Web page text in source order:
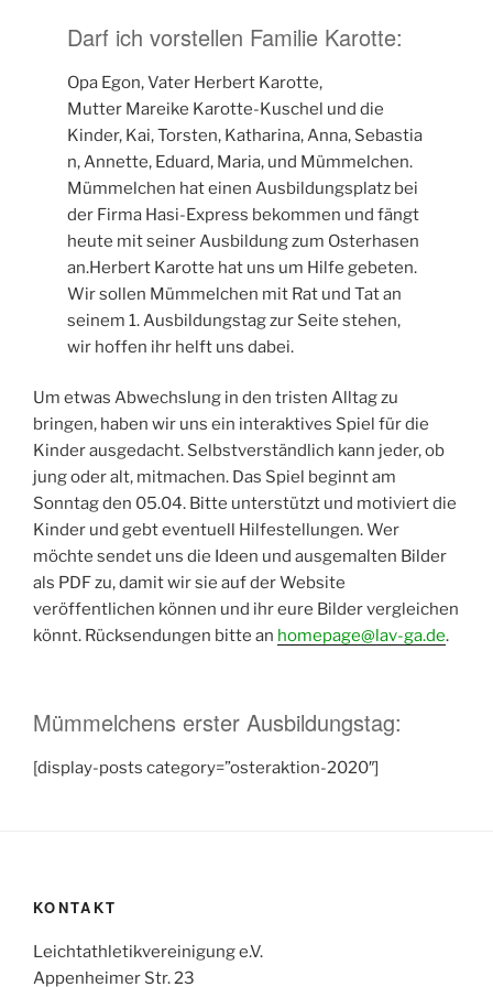
Darf ich vorstellen Familie Karotte:
Opa Egon, Vater Herbert Karotte,
Mutter Mareike Karotte-Kuschel und die
Kinder, Kai, Torsten, Katharina, Anna, Sebastia
n, Annette, Eduard, Maria, und Mümmelchen.
Mümmelchen hat einen Ausbildungsplatz bei
der Firma Hasi-Express bekommen und fängt
heute mit seiner Ausbildung zum Osterhasen
an.Herbert Karotte hat uns um Hilfe gebeten.
Wir sollen Mümmelchen mit Rat und Tat an
seinem 1. Ausbildungstag zur Seite stehen,
wir hoffen ihr helft uns dabei.
Um etwas Abwechslung in den tristen Alltag zu
bringen, haben wir uns ein interaktives Spiel für die
Kinder ausgedacht. Selbstverständlich kann jeder, ob
jung oder alt, mitmachen. Das Spiel beginnt am
Sonntag den 05.04. Bitte unterstützt und motiviert die
Kinder und gebt eventuell Hilfestellungen. Wer
möchte sendet uns die Ideen und ausgemalten Bilder
als PDF zu, damit wir sie auf der Website
veröffentlichen können und ihr eure Bilder vergleichen
könnt. Rücksendungen bitte an homepage@lav-ga.de.
Mümmelchens erster Ausbildungstag:
[display-posts category=”osteraktion-2020″]
KONTAKT
Leichtathletikvereinigung e.V.
Appenheimer Str. 23